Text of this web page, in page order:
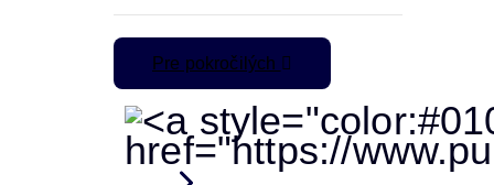
Pre pokročilých